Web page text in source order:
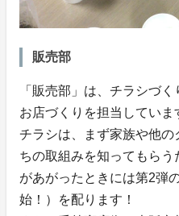
販売部
「販売部」は、チラシづ
お店づくりを担当していま
チラシは、まず家族や他
ちの取組みを知ってもら
があがったときには第2弾
始！）を配ります！